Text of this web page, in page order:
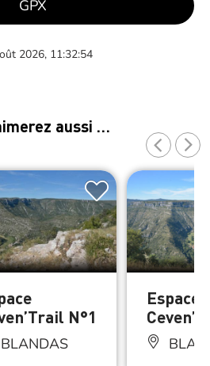
GPX
2026, 11:32:54
aussi …
N°1
BLANDAS
Espace